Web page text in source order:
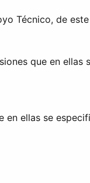
Técnico, de
que en ellas
en ellas se